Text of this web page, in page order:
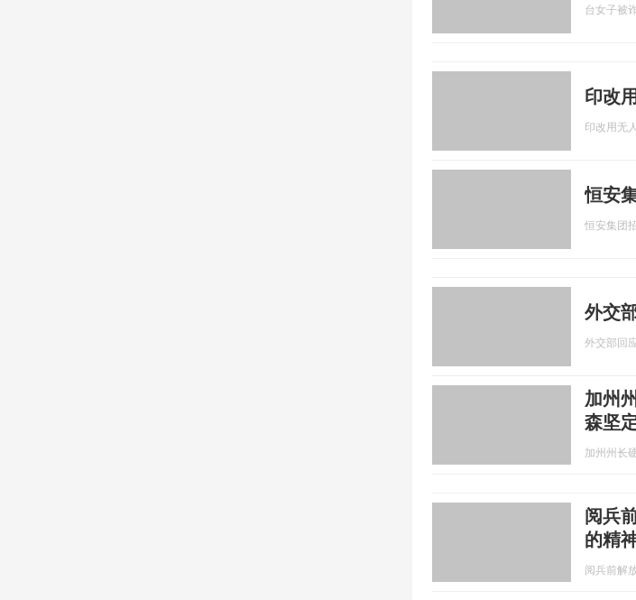
台女子被
印改
印改用无
恒安
恒安集团
外交
外交部回
加州
森坚
加州州长
阅兵
的精
阅兵前解